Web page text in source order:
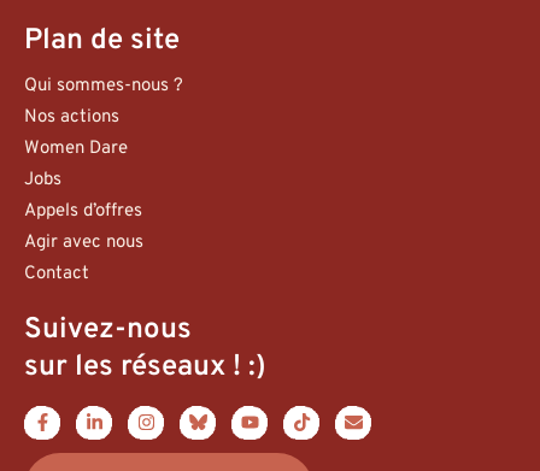
Plan de site
Qui sommes-nous ?
Nos actions
Women Dare
Jobs
Appels d’offres
Agir avec nous
Contact
Suivez-nous
sur les réseaux ! :)